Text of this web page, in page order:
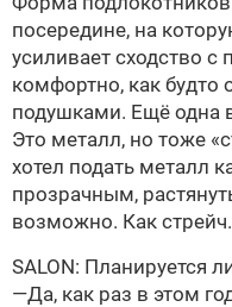
посередине, на
усиливает сходство с
комфортно, как будто
подушками. Ещё одна
Это металл, но тоже
хотел подать металл
прозрачным,
возможно. Как стрейч.
SALON: Планируется
—Да, как раз в этом